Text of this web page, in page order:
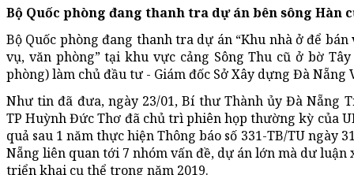
Bộ Quốc phòng đang thanh tra dự án bên sông Hàn
Bộ Quốc phòng đang thanh tra dự án “Khu nhà ở để
vụ, văn phòng” tại khu vực cảng Sông Thu cũ ở bờ
phòng) làm chủ đầu tư - Giám đốc Sở Xây dựng Đà
Như tin đã đưa, ngày 23/01, Bí thư Thành ủy Đà Nẵng
TP Huỳnh Đức Thơ đã chủ trì phiên họp thường kỳ của
quả sau 1 năm thực hiện Thông báo số 331-TB/TU ngày
Nẵng liên quan tới 7 nhóm vấn đề, dự án lớn mà dư
triển khai cụ thể trong năm 2019.